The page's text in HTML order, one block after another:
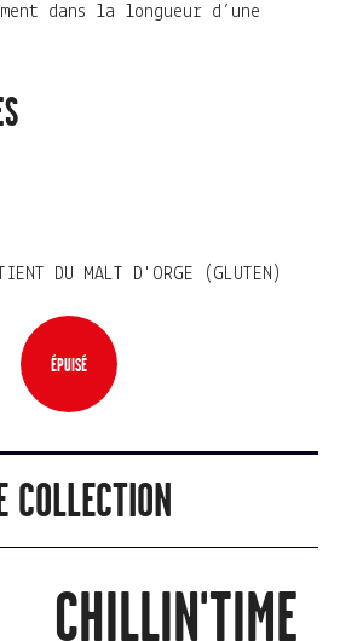
dans la longueur d’une
DU MALT D'ORGE (GLUTEN)
ÉPUISÉ
COLLECTION
CHILLIN'TIME